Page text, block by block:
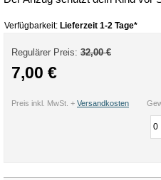
Verfügbarkeit: Lieferzeit 1-2 Tage*
Regulärer Preis: 32,00 €
7,00 €
Preis inkl. MwSt. + Versandkosten